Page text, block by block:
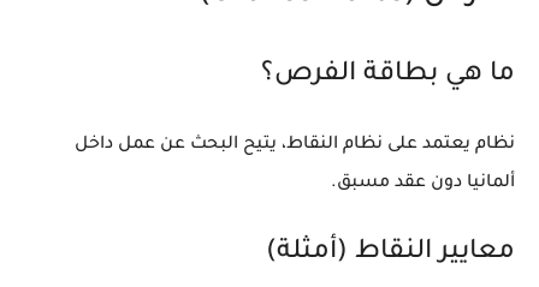
ما هي بطاقة الفرص؟
نظام يعتمد على نظام النقاط، يتيح البحث عن عمل داخل
ألمانيا دون عقد مسبق.
معايير النقاط (أمثلة)